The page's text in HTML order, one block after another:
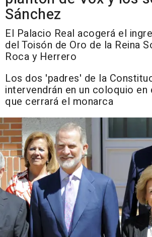
Sánchez
El Palacio Real acogerá el
del Toisón de Oro de la Reina
Roca y Herrero
Los dos 'padres' de la
intervendrán en un coloquio en
que cerrará el monarca